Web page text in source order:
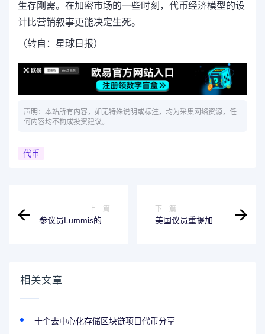
生存刚需。在加密市场的一些时刻，代币经济模型的设
计比营销叙事更能决定生死。
（转自：星球日报）
声明：本站所有内容，如无特殊说明或标注，均为采集网络资源，任
何内容均不构成投资建议。
代币
上一篇
参议员Lummis的新
下一篇
美国议员重提加密
相关文章
十个去中心化存储区块链项目代币分享